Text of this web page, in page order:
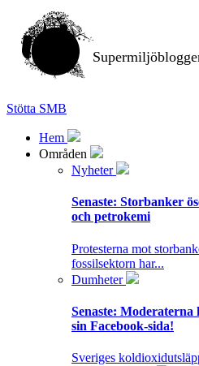
Stötta SMB
Hem
Områden
Nyheter
Senaste: Storbanker
och petrokemi
Protesterna mot
fossilsektorn har...
Dumheter
Senaste: Moderaterna
sin Facebook-sida!
Sveriges